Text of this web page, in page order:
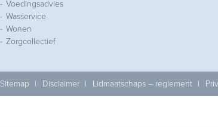
Voedingsadvies
Wasservice
Wonen
Zorgcollectief
Sitemap Disclaimer Lidmaatschaps – reglement